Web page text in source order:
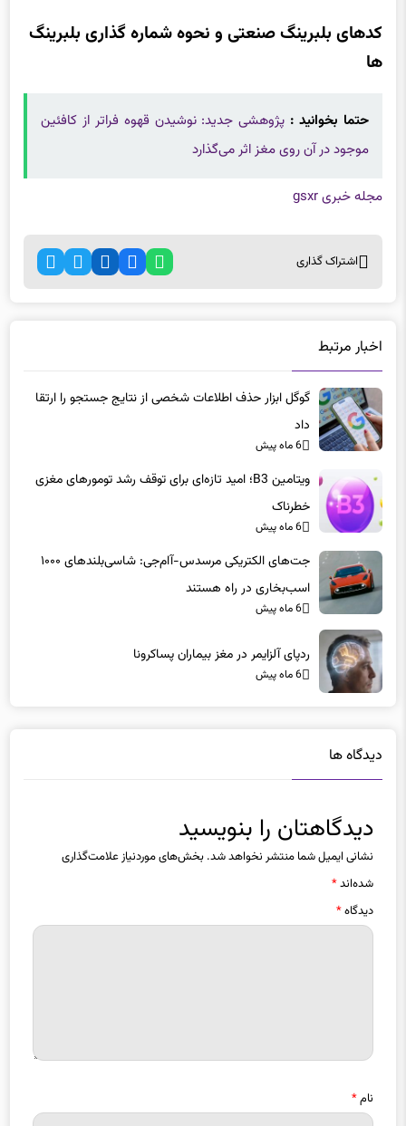
کدهای بلبرینگ صنعتی و نحوه شماره گذاری بلبرینگ
ها
حتما بخوانید : پژوهشی جدید: نوشیدن قهوه فراتر از کافئین
موجود در آن روی مغز اثر می‌گذارد
مجله خبری gsxr
اشتراک گذاری
اخبار مرتبط
گوگل ابزار حذف اطلاعات شخصی از نتایج جستجو را ارتقا
داد
6 ماه پیش
ویتامین B3؛ امید تازه‌ای برای توقف رشد تومورهای مغزی
خطرناک
6 ماه پیش
جت‌های الکتریکی مرسدس-آام‌جی: شاسی‌بلندهای ۱۰۰۰
اسب‌بخاری در راه هستند
6 ماه پیش
ردپای آلزایمر در مغز بیماران پساکرونا
6 ماه پیش
دیدگاه ها
دیدگاهتان را بنویسید
نشانی ایمیل شما منتشر نخواهد شد. بخش‌های موردنیاز علامت‌گذاری
شده‌اند*
دیدگاه*
نام*